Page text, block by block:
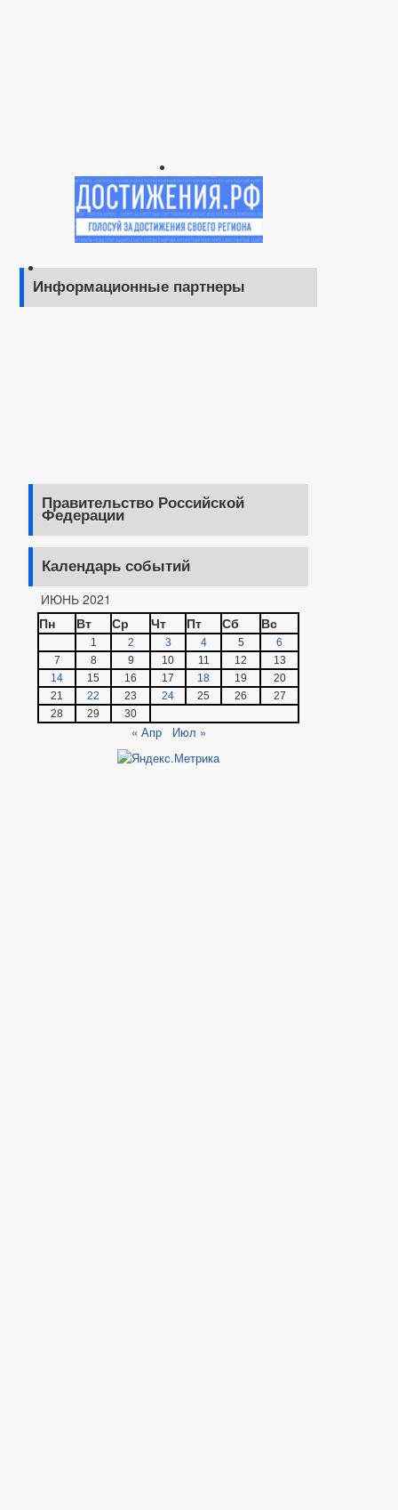
Информационные партнеры
Правительство Российской
Федерации
Календарь событий
ИЮНЬ 2021
Пн
Вт Ср Чт Пт Сб Вс
1 2 3 4 5
6
7
8 9 10 11 12
13
14
15 16 17 18 19
20
21
22 23 24 25 26
27
28
29 30
« Апр Июл »